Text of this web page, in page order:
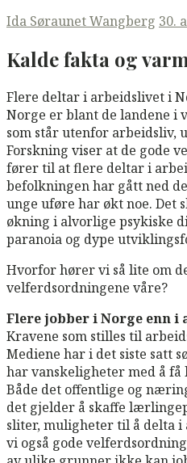
Ida Søraunet Wangberg 30.
Kalde fakta og
Flere deltar i arbeidslivet i
Norge er blant de landene i
som står utenfor
Forskning viser at de gode
fører til at flere deltar i
befolkningen har gått ned
unge uføre har økt noe. Det
økning i alvorlige psykiske
paranoia og dype
Hvorfor hører vi så lite om
velferdsordningene våre?
Flere jobber i Norge enn i
Kravene som stilles til
Mediene har i det siste satt
har vanskeligheter med å
Både det offentlige og
det gjelder å skaffe
sliter, muligheter til å delta
vi også gode